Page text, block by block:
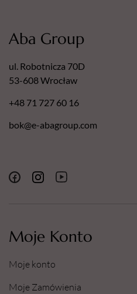
Moje Konto
Moje konto
Moje Zamówienia
Aba Group
ul. Robotnicza 70D
53-608 Wrocław
+48 71 727 60 16
bok@e-abagroup.com